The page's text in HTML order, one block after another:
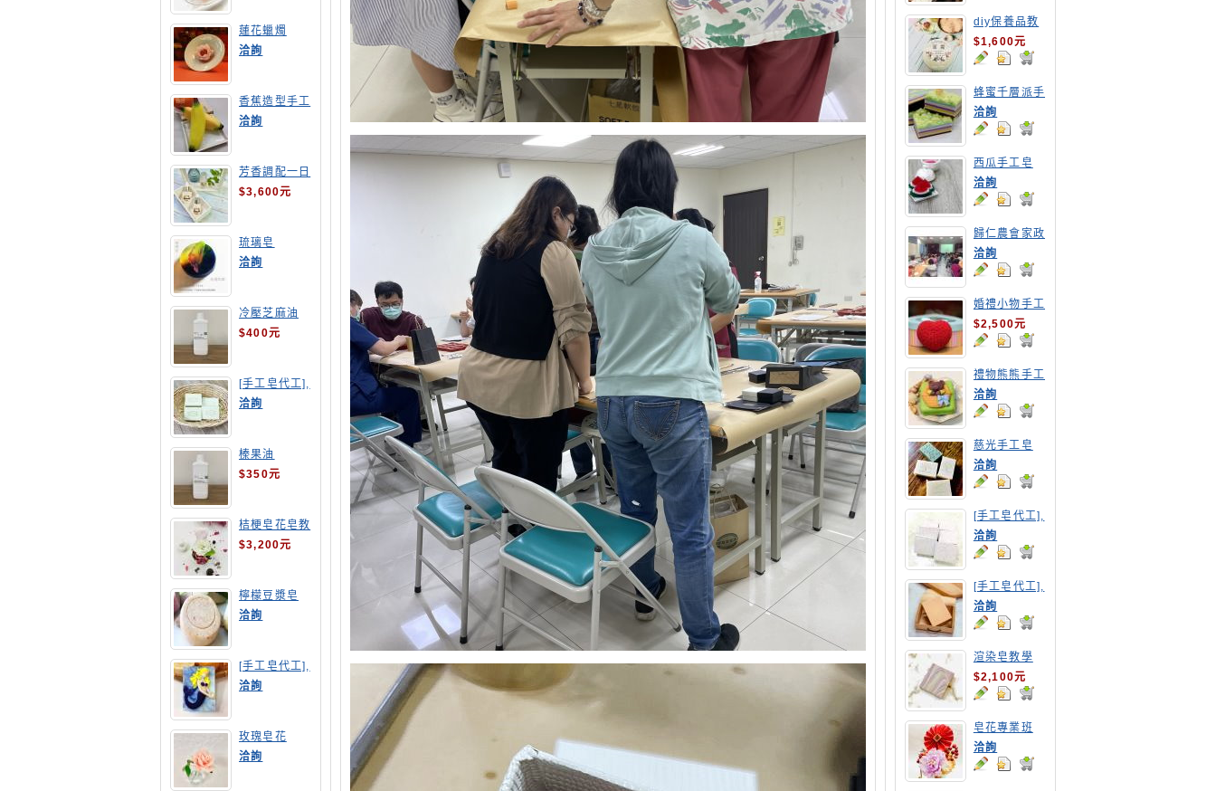
蓮花蠟燭
洽詢
香蕉造型手工
皂
洽詢
芳香調配一日
班
$3,600元
琉璃皂
洽詢
冷壓芝麻油
$400元
[手工皂代工],
酪梨手工皂
洽詢
榛果油
$350元
桔梗皂花皂教
學
$3,200元
檸檬豆漿皂
(溫潤手感皂)
洽詢
[手工皂代工],
美人魚手工皂
洽詢
玫瑰皂花
洽詢
diy保養品教
學-修護霜
$1,600元
蜂蜜千層派手
工皂
洽詢
西瓜手工皂
洽詢
歸仁農會家政
專案計畫-酵
素清潔液研習
座談
洽詢
婚禮小物手工
皂教學
$2,500元
禮物熊熊手工
皂
洽詢
慈光手工皂
洽詢
[手工皂代工],
紅豆手工皂
洽詢
[手工皂代工],
胡蘿蔔手工皂
洽詢
渲染皂教學
$2,100元
皂花專業班
洽詢